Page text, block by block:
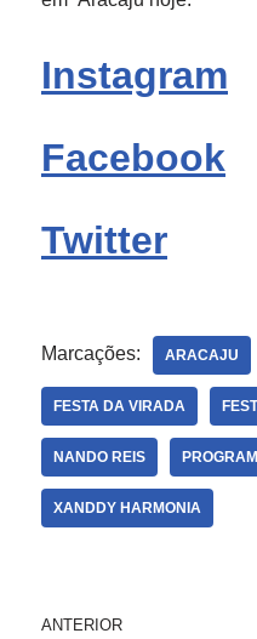
Instagram
Facebook
Twitter
Marcações: ARACAJU
FESTA DA VIRADA
NANDO REIS
XANDDY HARMONIA
ANTERIOR